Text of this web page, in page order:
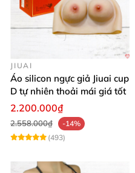
JIUAI
Áo silicon ngực giả Jiuai cup
D tự nhiên thoải mái giá tốt
2.200.000₫
2.558.000₫
-14%
(493)